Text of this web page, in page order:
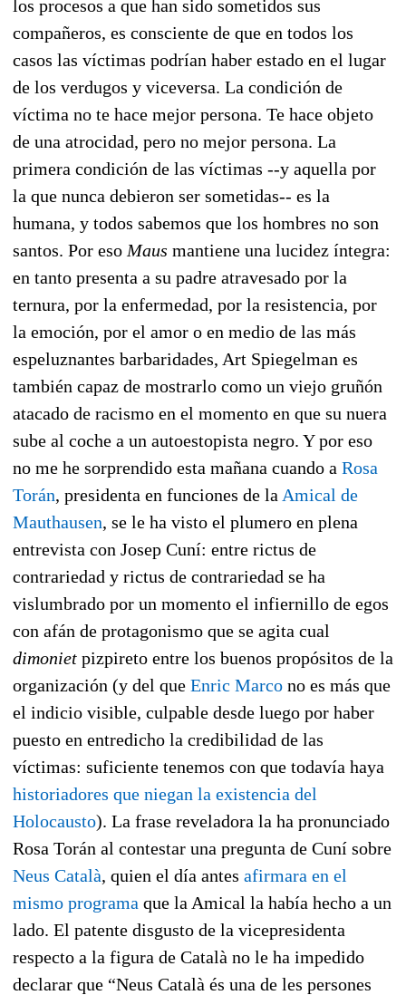
los procesos a que han sido sometidos sus
compañeros, es consciente de que en todos los
casos las víctimas podrían haber estado en el lugar
de los verdugos y viceversa. La condición de
víctima no te hace mejor persona. Te hace objeto
de una atrocidad, pero no mejor persona. La
primera condición de las víctimas --y aquella por
la que nunca debieron ser sometidas-- es la
humana, y todos sabemos que los hombres no son
santos. Por eso Maus mantiene una lucidez íntegra:
en tanto presenta a su padre atravesado por la
ternura, por la enfermedad, por la resistencia, por
la emoción, por el amor o en medio de las más
espeluznantes barbaridades, Art Spiegelman es
también capaz de mostrarlo como un viejo gruñón
atacado de racismo en el momento en que su nuera
sube al coche a un autoestopista negro. Y por eso
no me he sorprendido esta mañana cuando a Rosa
Torán, presidenta en funciones de la Amical de
Mauthausen, se le ha visto el plumero en plena
entrevista con Josep Cuní: entre rictus de
contrariedad y rictus de contrariedad se ha
vislumbrado por un momento el infiernillo de egos
con afán de protagonismo que se agita cual
dimoniet pizpireto entre los buenos propósitos de la
organización (y del que Enric Marco no es más que
el indicio visible, culpable desde luego por haber
puesto en entredicho la credibilidad de las
víctimas: suficiente tenemos con que todavía haya
historiadores que niegan la existencia del
Holocausto). La frase reveladora la ha pronunciado
Rosa Torán al contestar una pregunta de Cuní sobre
Neus Català, quien el día antes afirmara en el
mismo programa que la Amical la había hecho a un
lado. El patente disgusto de la vicepresidenta
respecto a la figura de Català no le ha impedido
declarar que “Neus Català és una de les persones